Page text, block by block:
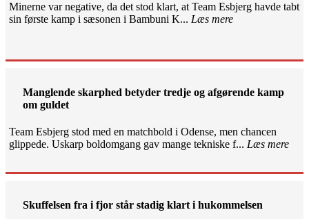
Minerne var negative, da det stod klart, at Team Esbjerg havde tabt
sin første kamp i sæsonen i Bambuni K... Læs mere
Manglende skarphed betyder tredje og afgørende kamp
om guldet
Team Esbjerg stod med en matchbold i Odense, men chancen
glippede. Uskarp boldomgang gav mange tekniske f... Læs mere
Skuffelsen fra i fjor står stadig klart i hukommelsen